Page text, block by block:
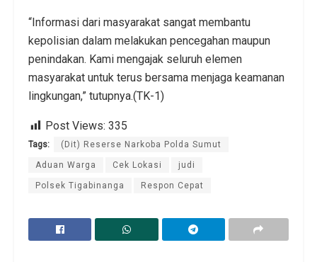
“Informasi dari masyarakat sangat membantu
kepolisian dalam melakukan pencegahan maupun
penindakan. Kami mengajak seluruh elemen
masyarakat untuk terus bersama menjaga keamanan
lingkungan,” tutupnya.(TK-1)
Post Views: 335
Tags: (Dit) Reserse Narkoba Polda Sumut
Aduan Warga Cek Lokasi judi
Polsek Tigabinanga Respon Cepat